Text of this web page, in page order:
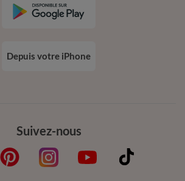
Suivez-nous
Depuis votre iPhone